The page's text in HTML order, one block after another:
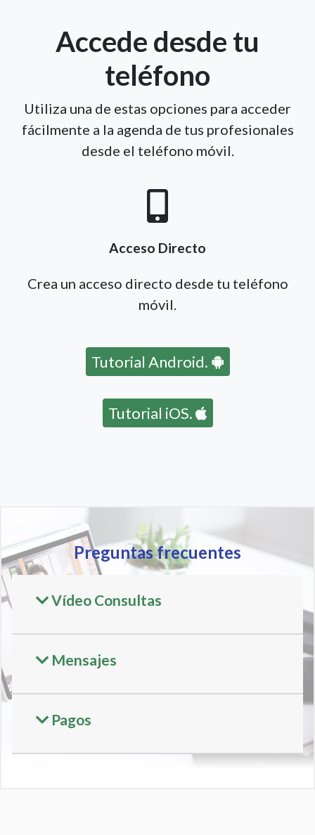
Accede desde tu
teléfono
Utiliza una de estas opciones para acceder
fácilmente a la agenda de tus profesionales
desde el teléfono móvil.
Acceso Directo
Crea un acceso directo desde tu teléfono
móvil.
Tutorial Android.
Tutorial iOS.
Preguntas frecuentes
Vídeo Consultas
Mensajes
Pagos